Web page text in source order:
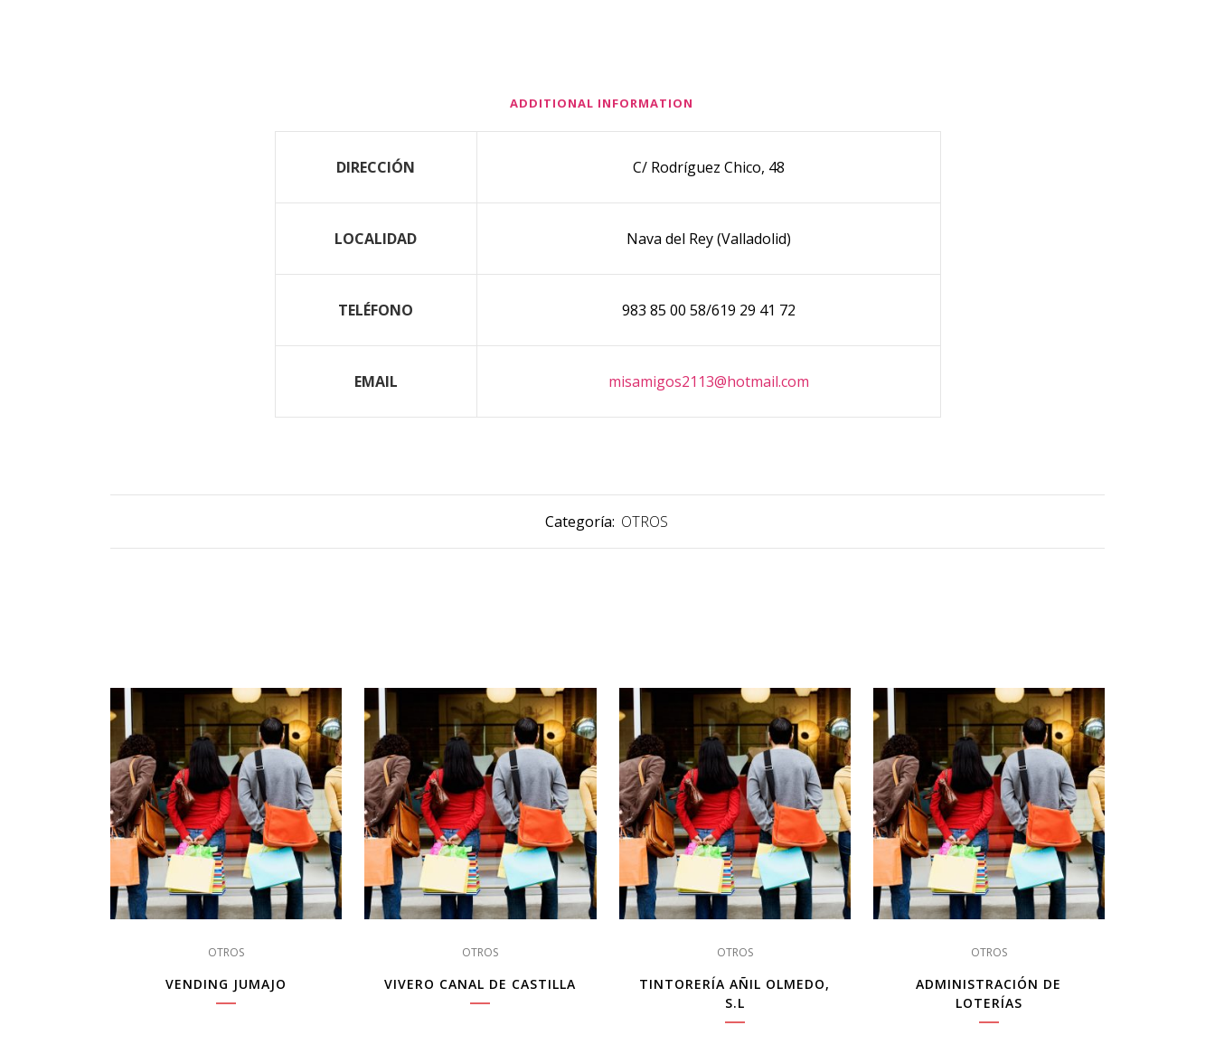
ADDITIONAL INFORMATION
DIRECCIÓN C/ Rodríguez Chico, 48
LOCALIDAD Nava del Rey (Valladolid)
TELÉFONO 983 85 00 58/619 29 41 72
EMAIL misamigos2113@hotmail.com
Categoría: OTROS
OTROS
VENDING JUMAJO
OTROS
VIVERO CANAL DE CASTILLA
OTROS
TINTORERÍA AÑIL OLMEDO,
S.L
OTROS
ADMINISTRACIÓN DE
LOTERÍAS